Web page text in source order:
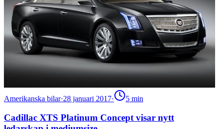
Amerikanska bilar·28 januari 2017· 5 min
Cadillac XTS Platinum Concept visar nytt